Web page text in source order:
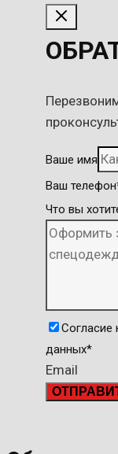
Ваше имя
Ваш телефон
Что вы
Согласие
данных*
Email